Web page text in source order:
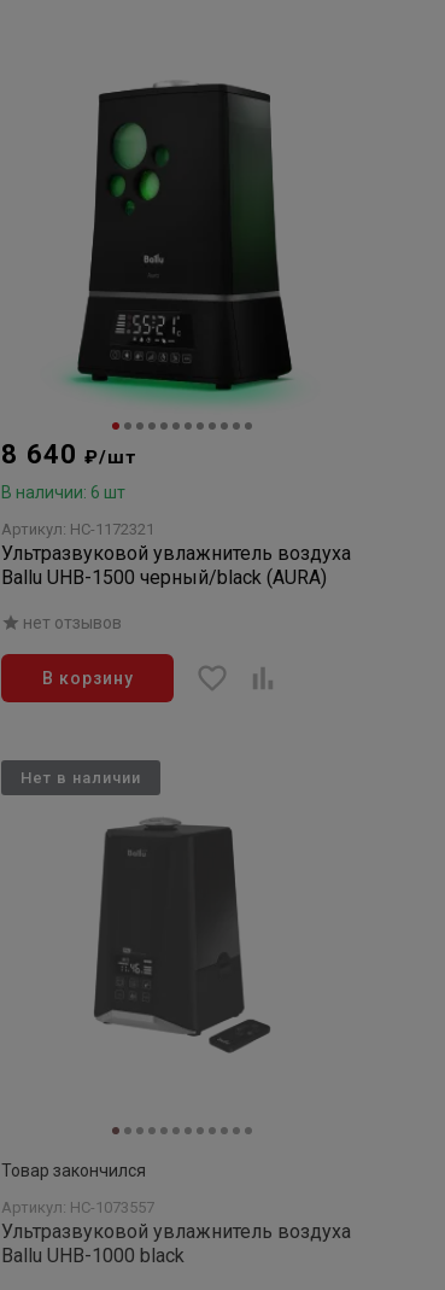
8 640 ₽/шт
В наличии: 6 шт
Артикул: НС-1172321
Ультразвуковой увлажнитель воздуха
Ballu UHB-1500 черный/black (AURA)
нет отзывов
В корзину
Товар закончился
Артикул: НС-1073557
Ультразвуковой увлажнитель воздуха
Ballu UHB-1000 black
Нет в наличии